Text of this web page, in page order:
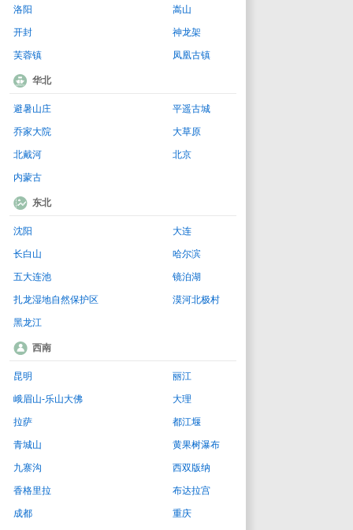
洛阳 嵩山
开封 神龙架
芙蓉镇 凤凰古镇
华北
避暑山庄 平遥古城
乔家大院 大草原
北戴河 北京
内蒙古
东北
沈阳 大连
长白山 哈尔滨
五大连池 镜泊湖
扎龙湿地自然保护区 漠河北极村
黑龙江
西南
昆明 丽江
峨眉山-乐山大佛 大理
拉萨 都江堰
青城山 黄果树瀑布
九寨沟 西双版纳
香格里拉 布达拉宫
成都 重庆